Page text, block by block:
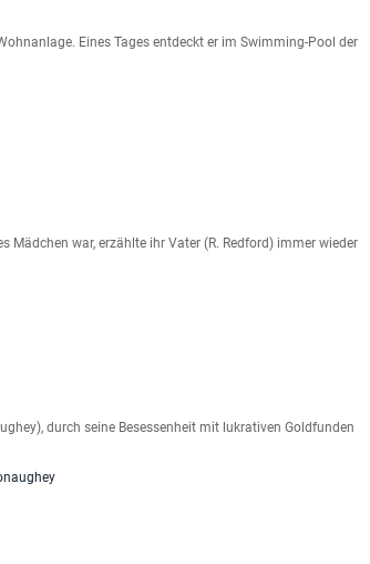
Eines Tages entdeckt er im Swimming-Pool der
Mädchen war, erzählte ihr Vater (R. Redford) immer wieder
durch seine Besessenheit mit lukrativen Goldfunden